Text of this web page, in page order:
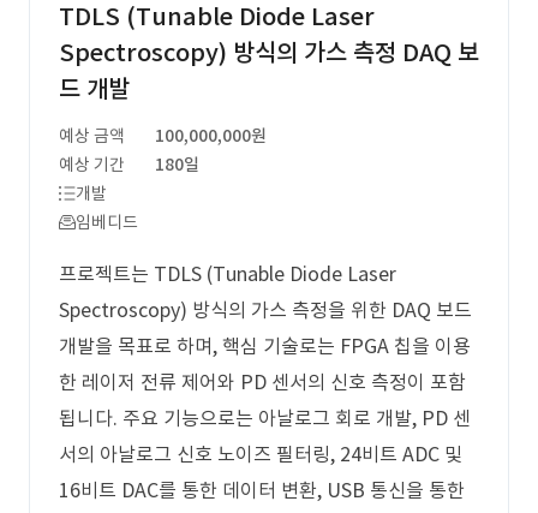
TDLS (Tunable Diode Laser
Spectroscopy) 방식의 가스 측정 DAQ 보
드 개발
예상 금액
100,000,000원
예상 기간
180일
개발
임베디드
프로젝트는 TDLS (Tunable Diode Laser
Spectroscopy) 방식의 가스 측정을 위한 DAQ 보드
개발을 목표로 하며, 핵심 기술로는 FPGA 칩을 이용
한 레이저 전류 제어와 PD 센서의 신호 측정이 포함
됩니다. 주요 기능으로는 아날로그 회로 개발, PD 센
서의 아날로그 신호 노이즈 필터링, 24비트 ADC 및
16비트 DAC를 통한 데이터 변환, USB 통신을 통한